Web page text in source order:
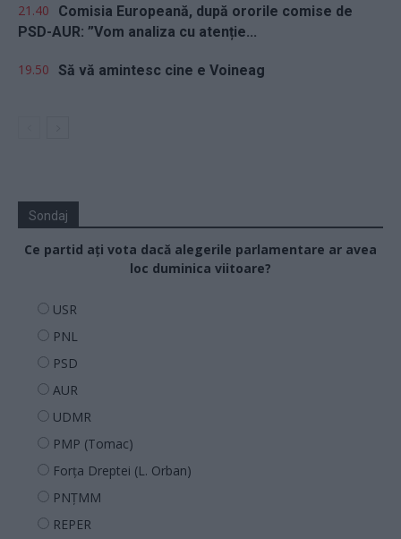
21.40
Comisia Europeană, după ororile comise de
PSD-AUR: ”Vom analiza cu atenție...
19.50 Să vă amintesc cine e Voineag
Sondaj
Ce partid ați vota dacă alegerile parlamentare ar avea
loc duminica viitoare?
USR
PNL
PSD
AUR
UDMR
PMP (Tomac)
Forța Dreptei (L. Orban)
PNȚMM
REPER